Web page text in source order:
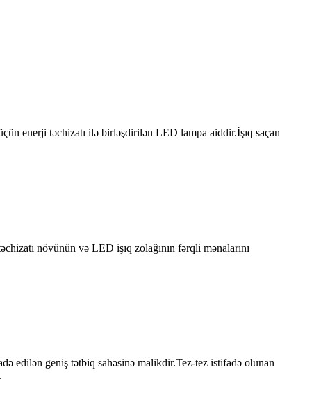
enerji təchizatı ilə birləşdirilən LED lampa aiddir.İşıq saçan
növünün və LED işıq zolağının fərqli mənalarını
edilən geniş tətbiq sahəsinə malikdir.Tez-tez istifadə olunan